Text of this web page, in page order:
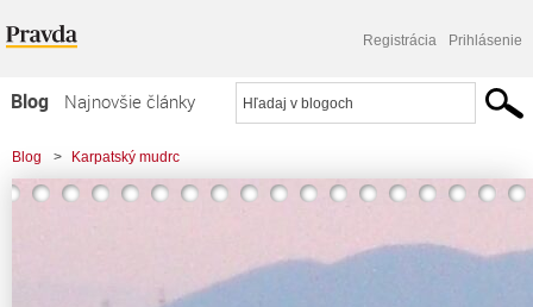
Registrácia Prihlásenie
Blog
Najnovšie články
Najčítanejšie články
Najkomentovanejšie články
Blog > Karpatský mudrc
> Ako vydesení okupanti bez tankov neobsadili našu významnú dedinu...